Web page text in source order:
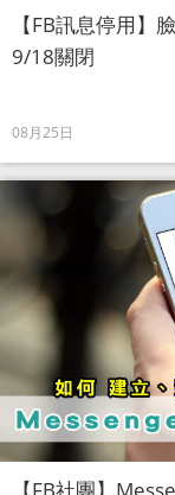
【FB訊息停用】
9/18關閉
08月25日